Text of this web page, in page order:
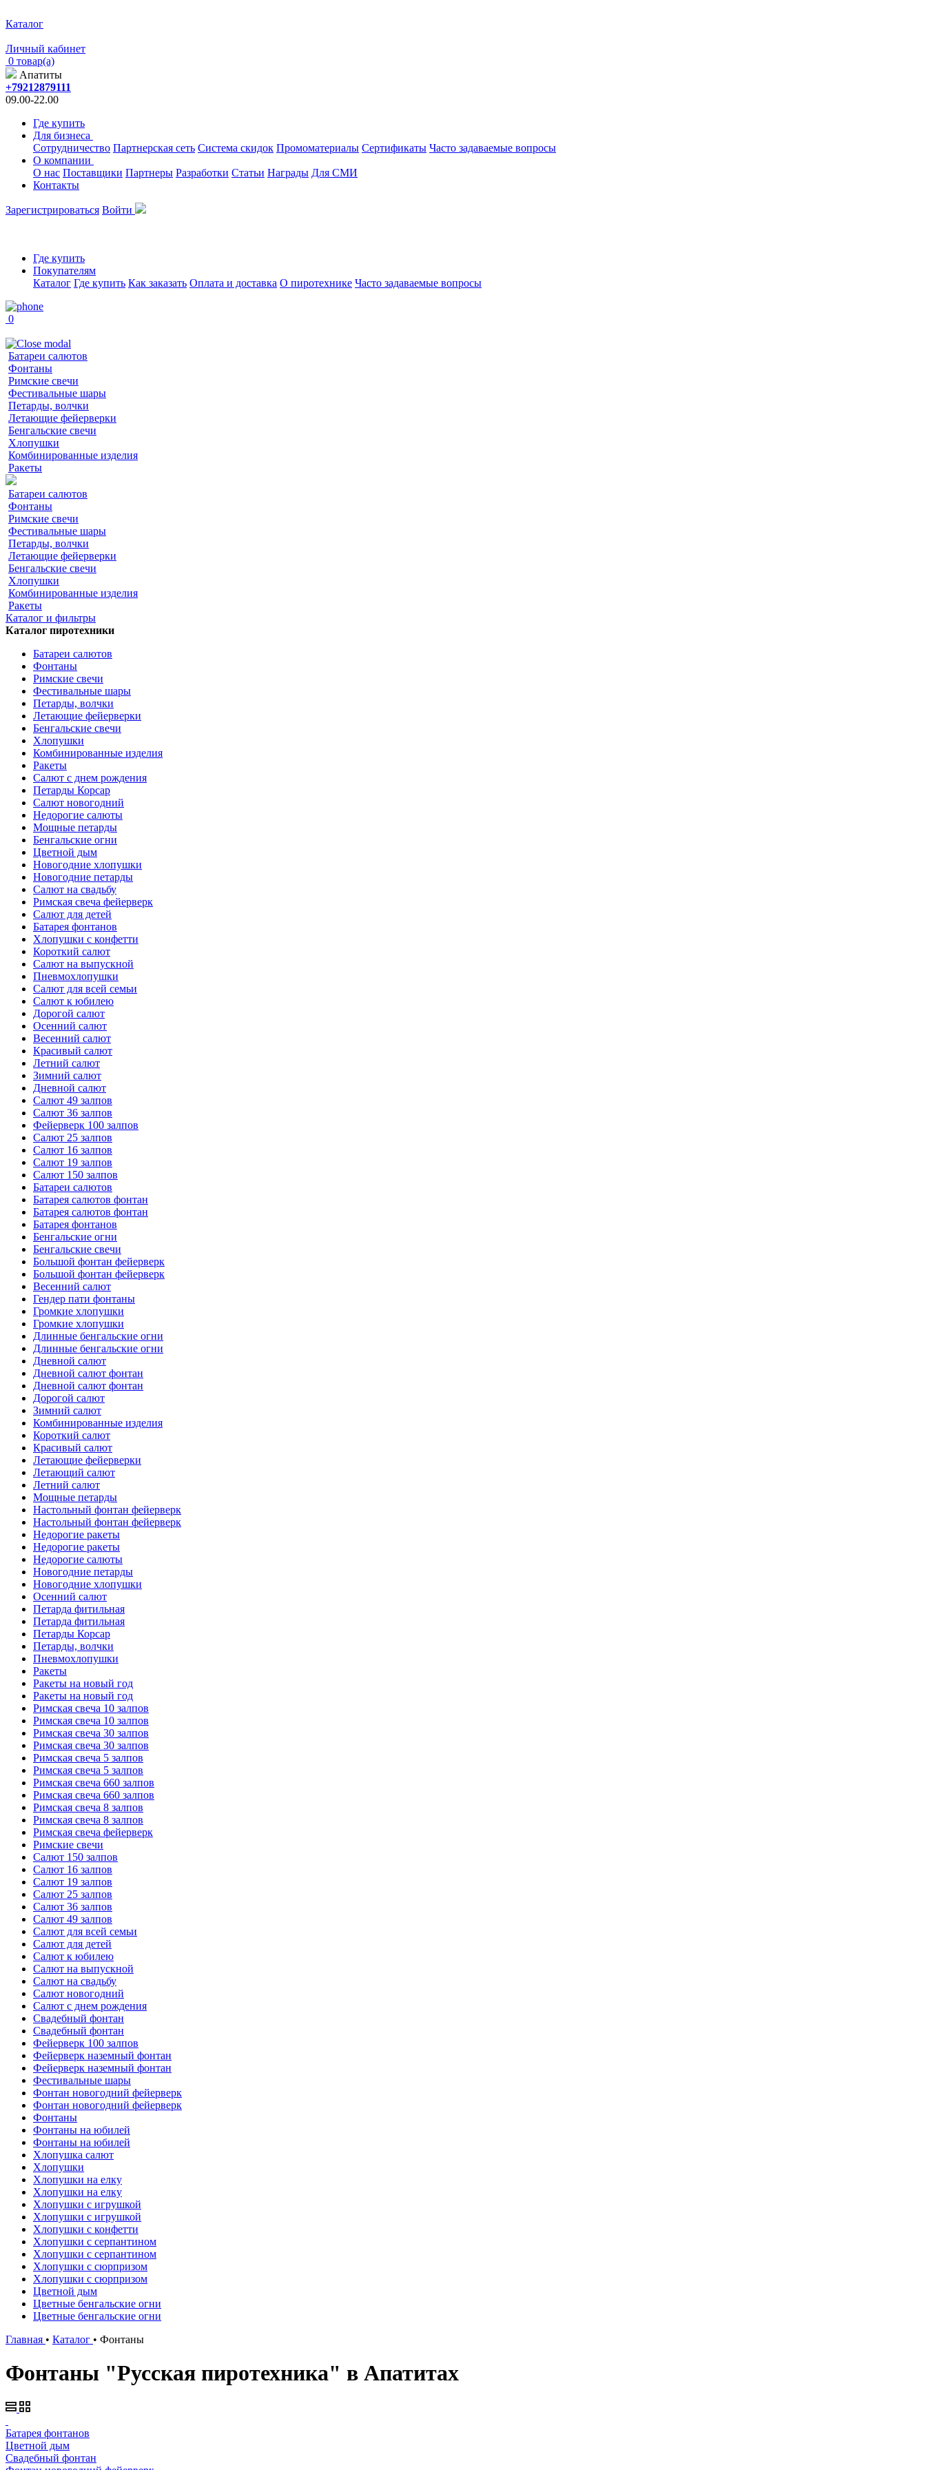
Каталог
Личный кабинет
0 товар(а)
Апатиты
+79212879111
09.00-22.00
Где купить
Для бизнеса
Сотрудничество Партнерская сеть Система скидок Промоматериалы Сертификаты Часто задаваемые вопросы
О компании
О нас Поставщики Партнеры Разработки Статьи Награды Для СМИ
Контакты
Зарегистрироваться Войти
Где купить
Покупателям
Каталог Где купить Как заказать Оплата и доставка О пиротехнике Часто задаваемые вопросы
0
Батареи салютов
Фонтаны
Римские свечи
Фестивальные шары
Петарды, волчки
Летающие фейерверки
Бенгальские свечи
Хлопушки
Комбинированные изделия
Ракеты
Батареи салютов
Фонтаны
Римские свечи
Фестивальные шары
Петарды, волчки
Летающие фейерверки
Бенгальские свечи
Хлопушки
Комбинированные изделия
Ракеты
Каталог и фильтры
Каталог пиротехники
Батареи салютов
Фонтаны
Римские свечи
Фестивальные шары
Петарды, волчки
Летающие фейерверки
Бенгальские свечи
Хлопушки
Комбинированные изделия
Ракеты
Салют с днем рождения
Петарды Корсар
Салют новогодний
Недорогие салюты
Мощные петарды
Бенгальские огни
Цветной дым
Новогодние хлопушки
Новогодние петарды
Салют на свадьбу
Римская свеча фейерверк
Салют для детей
Батарея фонтанов
Хлопушки с конфетти
Короткий салют
Салют на выпускной
Пневмохлопушки
Салют для всей семьи
Салют к юбилею
Дорогой салют
Осенний салют
Весенний салют
Красивый салют
Летний салют
Зимний салют
Дневной салют
Салют 49 залпов
Салют 36 залпов
Фейерверк 100 залпов
Салют 25 залпов
Салют 16 залпов
Салют 19 залпов
Салют 150 залпов
Батареи салютов
Батарея салютов фонтан
Батарея салютов фонтан
Батарея фонтанов
Бенгальские огни
Бенгальские свечи
Большой фонтан фейерверк
Большой фонтан фейерверк
Весенний салют
Гендер пати фонтаны
Громкие хлопушки
Громкие хлопушки
Длинные бенгальские огни
Длинные бенгальские огни
Дневной салют
Дневной салют фонтан
Дневной салют фонтан
Дорогой салют
Зимний салют
Комбинированные изделия
Короткий салют
Красивый салют
Летающие фейерверки
Летающий салют
Летний салют
Мощные петарды
Настольный фонтан фейерверк
Настольный фонтан фейерверк
Недорогие ракеты
Недорогие ракеты
Недорогие салюты
Новогодние петарды
Новогодние хлопушки
Осенний салют
Петарда фитильная
Петарда фитильная
Петарды Корсар
Петарды, волчки
Пневмохлопушки
Ракеты
Ракеты на новый год
Ракеты на новый год
Римская свеча 10 залпов
Римская свеча 10 залпов
Римская свеча 30 залпов
Римская свеча 30 залпов
Римская свеча 5 залпов
Римская свеча 5 залпов
Римская свеча 660 залпов
Римская свеча 660 залпов
Римская свеча 8 залпов
Римская свеча 8 залпов
Римская свеча фейерверк
Римские свечи
Салют 150 залпов
Салют 16 залпов
Салют 19 залпов
Салют 25 залпов
Салют 36 залпов
Салют 49 залпов
Салют для всей семьи
Салют для детей
Салют к юбилею
Салют на выпускной
Салют на свадьбу
Салют новогодний
Салют с днем рождения
Свадебный фонтан
Свадебный фонтан
Фейерверк 100 залпов
Фейерверк наземный фонтан
Фейерверк наземный фонтан
Фестивальные шары
Фонтан новогодний фейерверк
Фонтан новогодний фейерверк
Фонтаны
Фонтаны на юбилей
Фонтаны на юбилей
Хлопушка салют
Хлопушки
Хлопушки на елку
Хлопушки на елку
Хлопушки с игрушкой
Хлопушки с игрушкой
Хлопушки с конфетти
Хлопушки с серпантином
Хлопушки с серпантином
Хлопушки с сюрпризом
Хлопушки с сюрпризом
Цветной дым
Цветные бенгальские огни
Цветные бенгальские огни
Главная • Каталог • Фонтаны
Фонтаны "Русская пиротехника" в Апатитах
Батарея фонтанов
Цветной дым
Свадебный фонтан